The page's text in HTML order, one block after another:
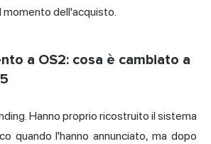
momento dell'acquisto.
a OS2: cosa è cambiato a
Hanno proprio ricostruito il sistema
quando l'hanno annunciato, ma dopo